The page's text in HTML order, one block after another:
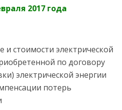
2017 года
стоимости электрической
по договору
электрической энергии
потерь